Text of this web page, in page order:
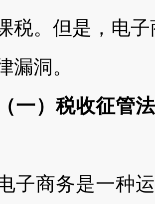
税。但是，电
漏洞。
（一）税收征管
子商务是一种